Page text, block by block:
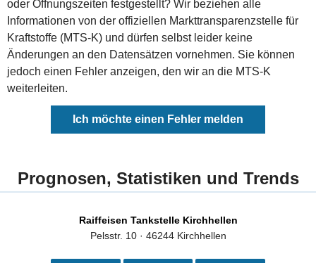
oder Öffnungszeiten festgestellt? Wir beziehen alle
Informationen von der offiziellen Markttransparenzstelle für
Kraftstoffe (MTS-K) und dürfen selbst leider keine
Änderungen an den Datensätzen vornehmen. Sie können
jedoch einen Fehler anzeigen, den wir an die MTS-K
weiterleiten.
Ich möchte einen Fehler melden
Prognosen, Statistiken und Trends
Raiffeisen Tankstelle Kirchhellen
Pelsstr. 10 · 46244 Kirchhellen